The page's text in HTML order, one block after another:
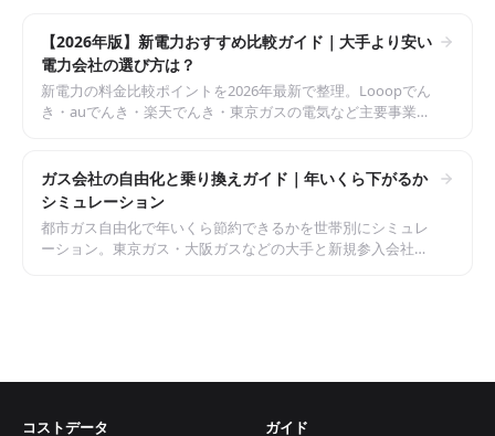
【2026年版】新電力おすすめ比較ガイド｜大手より安い
電力会社の選び方は？
新電力の料金比較ポイントを2026年最新で整理。Looopでん
き・auでんき・楽天でんき・東京ガスの電気など主要事業者
ガス会社の自由化と乗り換えガイド｜年いくら下がるか
シミュレーション
都市ガス自由化で年いくら節約できるかを世帯別にシミュレ
ーション。東京ガス・大阪ガスなどの大手と新規参入会社の
コストデータ ガイド